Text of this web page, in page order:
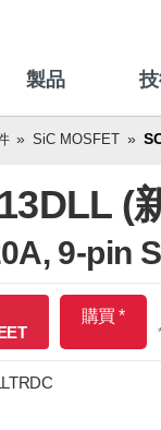
製品
SiC MOSFET
(
9-pin
購買 *